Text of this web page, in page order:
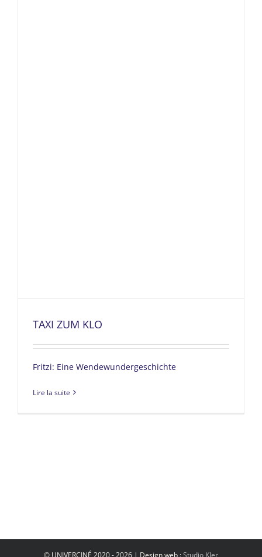
TAXI ZUM KLO
Fritzi: Eine Wendewundergeschichte
Lire la suite
© UNIVERCINÉ 2020 - 2026 | Design web :Studio Kler